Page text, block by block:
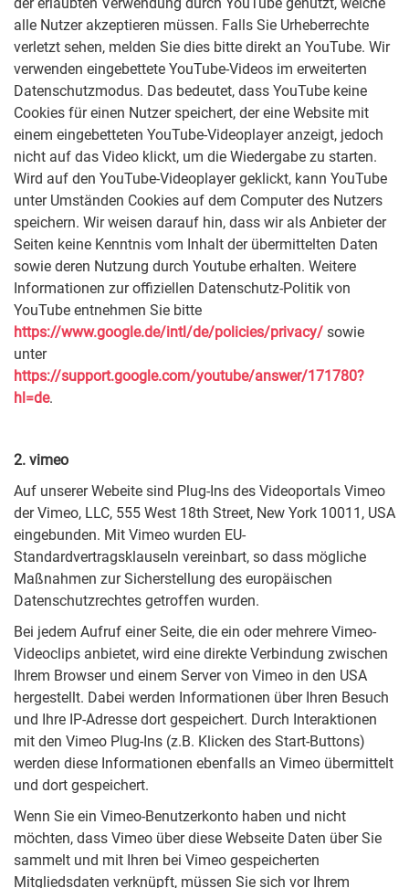
alle Nutzer akzeptieren müssen. Falls Sie Urheberrechte
verletzt sehen, melden Sie dies bitte direkt an YouTube. Wir
verwenden eingebettete YouTube-Videos im erweiterten
Datenschutzmodus. Das bedeutet, dass YouTube keine
Cookies für einen Nutzer speichert, der eine Website mit
einem eingebetteten YouTube-Videoplayer anzeigt, jedoch
nicht auf das Video klickt, um die Wiedergabe zu starten.
Wird auf den YouTube-Videoplayer geklickt, kann YouTube
unter Umständen Cookies auf dem Computer des Nutzers
speichern. Wir weisen darauf hin, dass wir als Anbieter der
Seiten keine Kenntnis vom Inhalt der übermittelten Daten
sowie deren Nutzung durch Youtube erhalten. Weitere
Informationen zur offiziellen Datenschutz-Politik von
YouTube entnehmen Sie bitte
https://www.google.de/intl/de/policies/privacy/ sowie
unter
https://support.google.com/youtube/answer/171780?
hl=de.
2. vimeo
Auf unserer Webeite sind Plug-Ins des Videoportals Vimeo
der Vimeo, LLC, 555 West 18th Street, New York 10011, USA
eingebunden. Mit Vimeo wurden EU-
Standardvertragsklauseln vereinbart, so dass mögliche
Maßnahmen zur Sicherstellung des europäischen
Datenschutzrechtes getroffen wurden.
Bei jedem Aufruf einer Seite, die ein oder mehrere Vimeo-
Videoclips anbietet, wird eine direkte Verbindung zwischen
Ihrem Browser und einem Server von Vimeo in den USA
hergestellt. Dabei werden Informationen über Ihren Besuch
und Ihre IP-Adresse dort gespeichert. Durch Interaktionen
mit den Vimeo Plug-Ins (z.B. Klicken des Start-Buttons)
werden diese Informationen ebenfalls an Vimeo übermittelt
und dort gespeichert.
Wenn Sie ein Vimeo-Benutzerkonto haben und nicht
möchten, dass Vimeo über diese Webseite Daten über Sie
sammelt und mit Ihren bei Vimeo gespeicherten
Mitgliedsdaten verknüpft, müssen Sie sich vor Ihrem